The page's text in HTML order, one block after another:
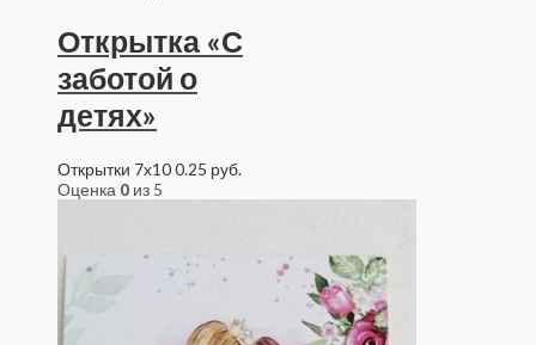
Открытка «С
заботой о
детях»
Открытки 7x100.25 руб.
Оценка 0 из 5